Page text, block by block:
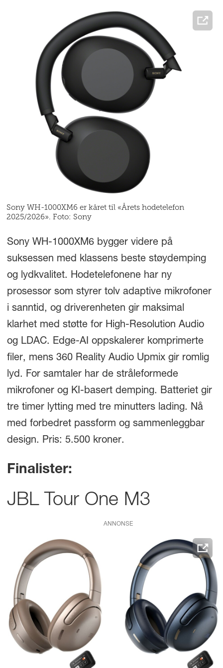
Sony WH-1000XM6 er kåret til «Årets hodetelefon
2025/2026». Foto: Sony
Sony WH-1000XM6 bygger videre på
suksessen med klassens beste støydemping
og lydkvalitet. Hodetelefonene har ny
prosessor som styrer tolv adaptive mikrofoner
i sanntid, og driverenheten gir maksimal
klarhet med støtte for High-Resolution Audio
og LDAC. Edge-AI oppskalerer komprimerte
filer, mens 360 Reality Audio Upmix gir romlig
lyd. For samtaler har de stråleformede
mikrofoner og KI-basert demping. Batteriet gir
tre timer lytting med tre minutters lading. Nå
med forbedret passform og sammenleggbar
design. Pris: 5.500 kroner.
Finalister:
JBL Tour One M3
ANNONSE